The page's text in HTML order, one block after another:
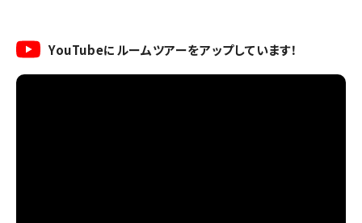
YouTubeにルームツアーをアップしています！